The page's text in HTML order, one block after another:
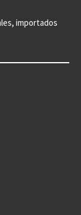
importados